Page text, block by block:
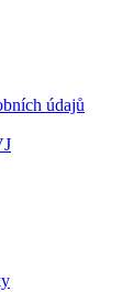
údajů